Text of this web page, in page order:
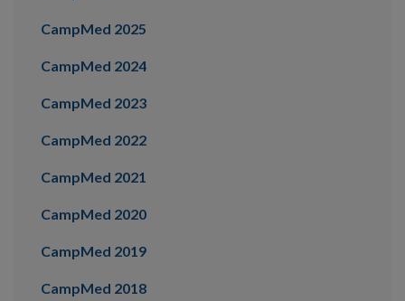
CampMed 2025
CampMed 2024
CampMed 2023
CampMed 2022
CampMed 2021
CampMed 2020
CampMed 2019
CampMed 2018